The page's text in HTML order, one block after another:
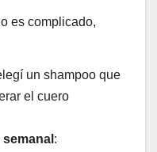
es complicado,
un shampoo que
el cuero
: